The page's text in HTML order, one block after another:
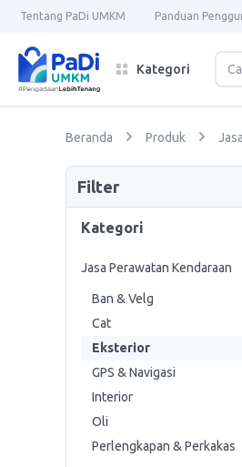
Tentang PaDi UMKM Panduan
Kategori
Beranda Produk
Filter
Kategori
Jasa Perawatan Kendaraan
Ban & Velg
Cat
Eksterior
GPS & Navigasi
Interior
Oli
Perlengkapan & Perkakas